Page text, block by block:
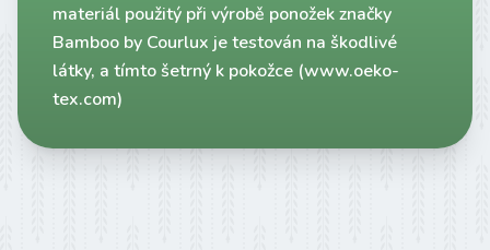
materiál použitý při výrobě ponožek značky
Bamboo by Courlux je testován na škodlivé
látky, a tímto šetrný k pokožce (www.oeko-
tex.com)